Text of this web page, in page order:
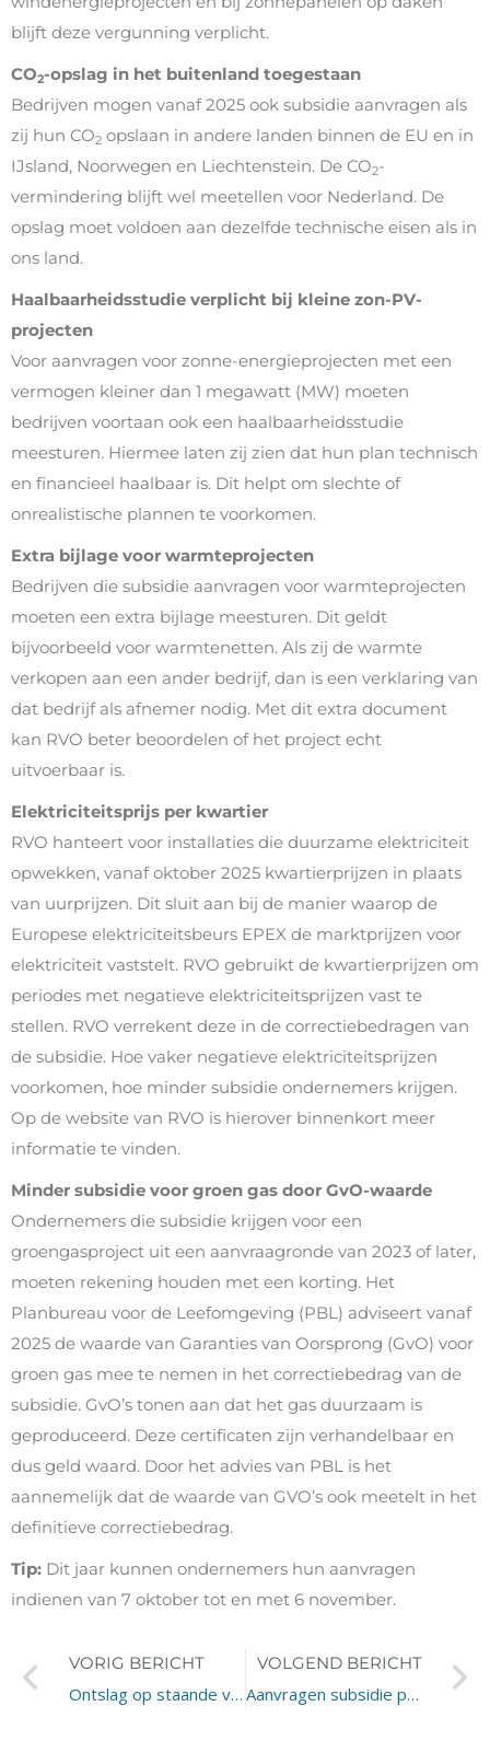
blijft deze vergunning verplicht.
CO2-opslag in het buitenland toegestaan
Bedrijven mogen vanaf 2025 ook subsidie aanvragen als
zij hun CO2 opslaan in andere landen binnen de EU en in
IJsland, Noorwegen en Liechtenstein. De CO2-
vermindering blijft wel meetellen voor Nederland. De
opslag moet voldoen aan dezelfde technische eisen als in
ons land.
Haalbaarheidsstudie verplicht bij kleine zon-PV-
projecten
Voor aanvragen voor zonne-energieprojecten met een
vermogen kleiner dan 1 megawatt (MW) moeten
bedrijven voortaan ook een haalbaarheidsstudie
meesturen. Hiermee laten zij zien dat hun plan technisch
en financieel haalbaar is. Dit helpt om slechte of
onrealistische plannen te voorkomen.
Extra bijlage voor warmteprojecten
Bedrijven die subsidie aanvragen voor warmteprojecten
moeten een extra bijlage meesturen. Dit geldt
bijvoorbeeld voor warmtenetten. Als zij de warmte
verkopen aan een ander bedrijf, dan is een verklaring van
dat bedrijf als afnemer nodig. Met dit extra document
kan RVO beter beoordelen of het project echt
uitvoerbaar is.
Elektriciteitsprijs per kwartier
RVO hanteert voor installaties die duurzame elektriciteit
opwekken, vanaf oktober 2025 kwartierprijzen in plaats
van uurprijzen. Dit sluit aan bij de manier waarop de
Europese elektriciteitsbeurs EPEX de marktprijzen voor
elektriciteit vaststelt. RVO gebruikt de kwartierprijzen om
periodes met negatieve elektriciteitsprijzen vast te
stellen. RVO verrekent deze in de correctiebedragen van
de subsidie. Hoe vaker negatieve elektriciteitsprijzen
voorkomen, hoe minder subsidie ondernemers krijgen.
Op de website van RVO is hierover binnenkort meer
informatie te vinden.
Minder subsidie voor groen gas door GvO-waarde
Ondernemers die subsidie krijgen voor een
groengasproject uit een aanvraagronde van 2023 of later,
moeten rekening houden met een korting. Het
Planbureau voor de Leefomgeving (PBL) adviseert vanaf
2025 de waarde van Garanties van Oorsprong (GvO) voor
groen gas mee te nemen in het correctiebedrag van de
subsidie. GvO’s tonen aan dat het gas duurzaam is
geproduceerd. Deze certificaten zijn verhandelbaar en
dus geld waard. Door het advies van PBL is het
aannemelijk dat de waarde van GVO’s ook meetelt in het
definitieve correctiebedrag.
Tip: Dit jaar kunnen ondernemers hun aanvragen
indienen van 7 oktober tot en met 6 november.
VORIG BERICHT
Ontslag op staande voet wegens meenemen lege blikjes
VOLGEND BERICHT
Aanvragen subsidie praktijkleren